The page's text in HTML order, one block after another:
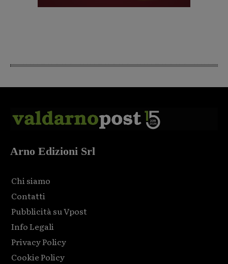
Arno Edizioni Srl
Chi siamo
Contatti
Pubblicità su Vpost
Info Legali
Privacy Policy
Cookie Policy